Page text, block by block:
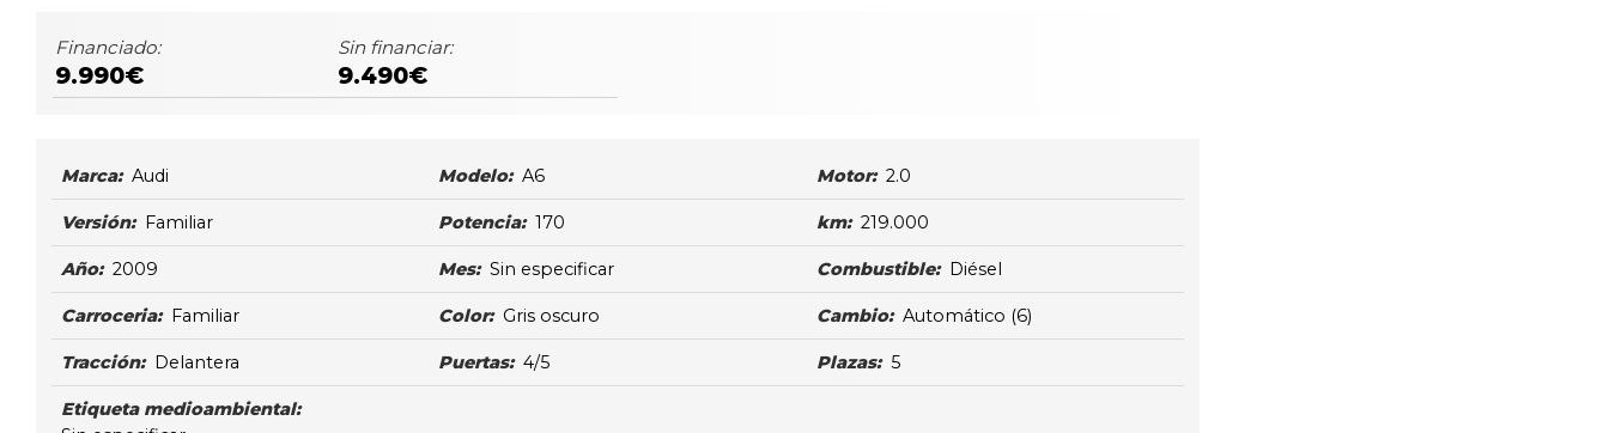
Financiado:
9.990€
Sin financiar:
9.490€
Marca: Audi Modelo: A6 Motor: 2.0
Versión: Familiar Potencia: 170 km: 219.000
Año: 2009 Mes: Sin especificar Combustible: Diésel
Carroceria: Familiar Color: Gris oscuro Cambio: Automático (6)
Tracción: Delantera Puertas: 4/5 Plazas: 5
Etiqueta medioambiental: